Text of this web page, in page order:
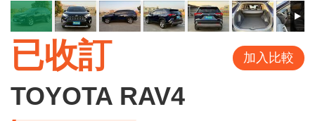
已收訂 加入比較
TOYOTA RAV4